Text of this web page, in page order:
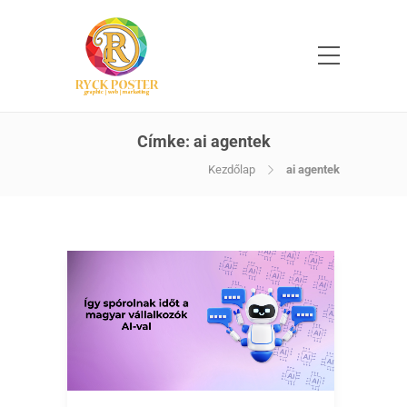
Címke: ai agentek
Kezdőlap ai agentek